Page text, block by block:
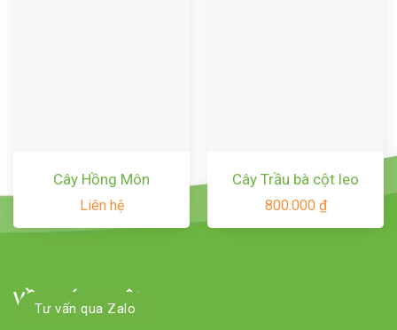
Cây Hồng Môn
Liên hệ
Cây Trầu bà cột leo
800.000 ₫
VỀ CHÚNG TÔI
Tư vấn qua Zalo